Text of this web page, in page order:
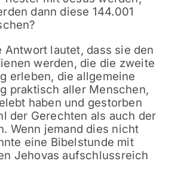
dann diese 144.001
Antwort lautet, dass sie den
werden, die die zweite
erleben, die allgemeine
praktisch aller Menschen,
haben und gestorben
der Gerechten als auch der
Wenn jemand dies nicht
eine Bibelstunde mit
Jehovas aufschlussreich